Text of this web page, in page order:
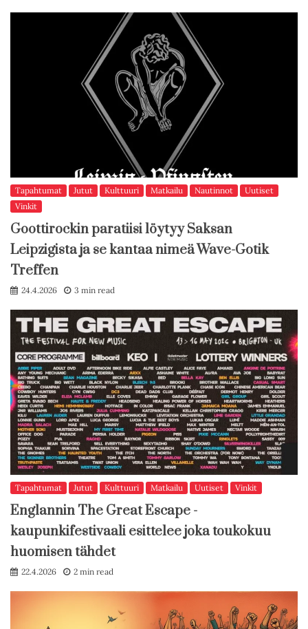
Tapahtumat Jutut Kulttuuri Matkailu Nautinnot
Uutiset
Vinkit
Goottirockin paratiisi löytyy Saksan
Leipzigista ja se kantaa nimeä Wave-Gotik
Treffen
24.4.2026 3 min read
Tapahtumat Jutut Kulttuuri Matkailu Uutiset Vinkit
Englannin The Great Escape -
kaupunkifestivaali esittelee joka toukokuu
huomisen tähdet
22.4.2026 2 min read